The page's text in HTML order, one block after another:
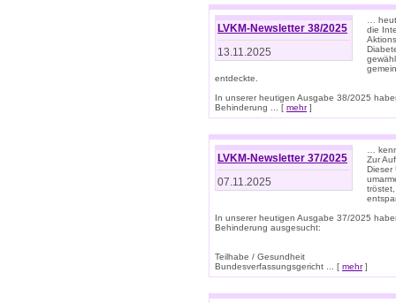
LVKM-Newsletter 38/2025
13.11.2025
…
die
entdeckte.
In unserer heutigen Ausgabe 38/2025
Behinderung ... [ mehr]
LVKM-Newsletter 37/2025
07.11.2025
…
Zur
Dieser
In unserer heutigen Ausgabe 37/2025
Behinderung ausgesucht:
Teilhabe / Gesundheit
Bundesverfassungsgericht ... [ mehr]